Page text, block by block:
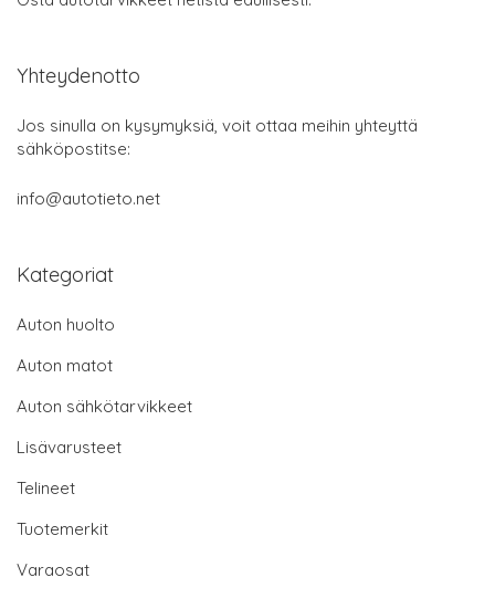
Yhteydenotto
Jos sinulla on kysymyksiä, voit ottaa meihin yhteyttä
sähköpostitse:
info@autotieto.net
Kategoriat
Auton huolto
Auton matot
Auton sähkötarvikkeet
Lisävarusteet
Telineet
Tuotemerkit
Varaosat